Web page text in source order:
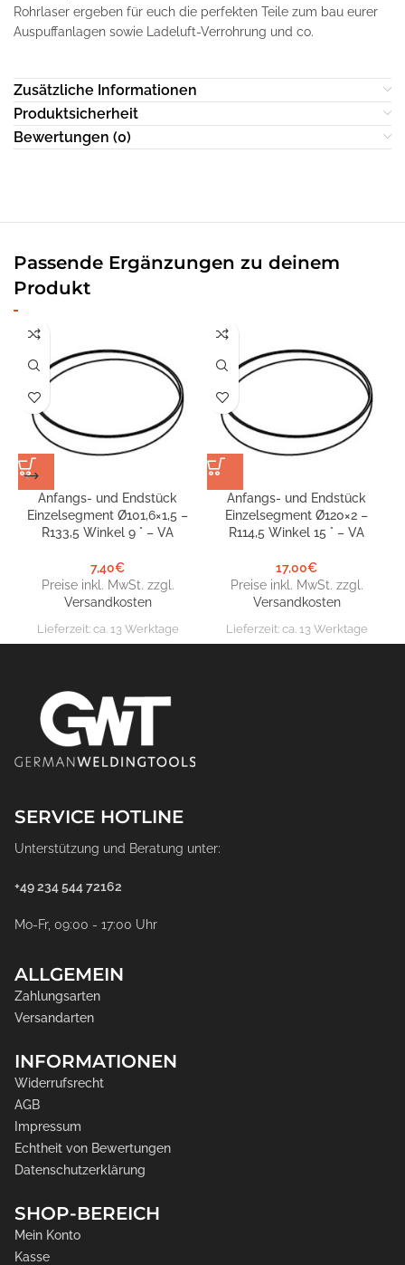
Rohrlaser ergeben für euch die perfekten Teile zum bau eurer
Auspuffanlagen sowie Ladeluft-Verrohrung und co.
Zusätzliche Informationen
Produktsicherheit
Bewertungen (0)
Passende Ergänzungen zu deinem
Produkt
Anfangs- und Endstück
Einzelsegment Ø101,6×1,5 –
R133,5 Winkel 9 ° – VA
7,40€
Preise inkl. MwSt. zzgl.
Versandkosten
Lieferzeit: ca. 13 Werktage
Anfangs- und Endstück
Einzelsegment Ø120×2 –
R114,5 Winkel 15 ° – VA
17,00€
Preise inkl. MwSt. zzgl.
Versandkosten
Lieferzeit: ca. 13 Werktage
SERVICE HOTLINE
Unterstützung und Beratung unter:
+49 234 544 72162
Mo-Fr, 09:00 - 17:00 Uhr
ALLGEMEIN
Zahlungsarten
Versandarten
INFORMATIONEN
Widerrufsrecht
AGB
Impressum
Echtheit von Bewertungen
Datenschutzerklärung
SHOP-BEREICH
Mein Konto
Kasse